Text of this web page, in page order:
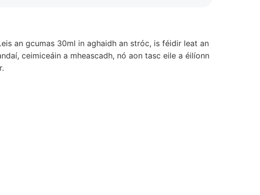
an gcumas 30ml in aghaidh an stróc, is féidir leat an
ceimiceáin a mheascadh, nó aon tasc eile a éilíonn